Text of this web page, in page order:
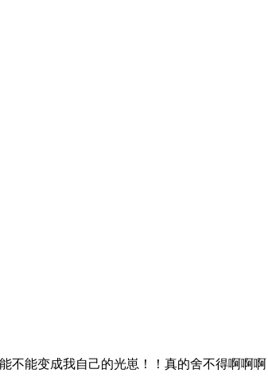
不能变成我自己的光崽！！真的舍不得啊啊啊